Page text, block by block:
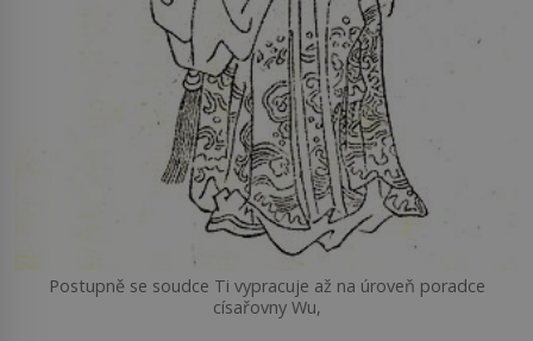
Postupně se soudce Ti vypracuje až na úroveň poradce
císařovny Wu,